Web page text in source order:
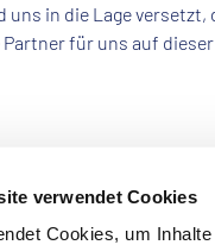
verwendet Cookies
Cookies, um
in die Lage
für uns auf dieser